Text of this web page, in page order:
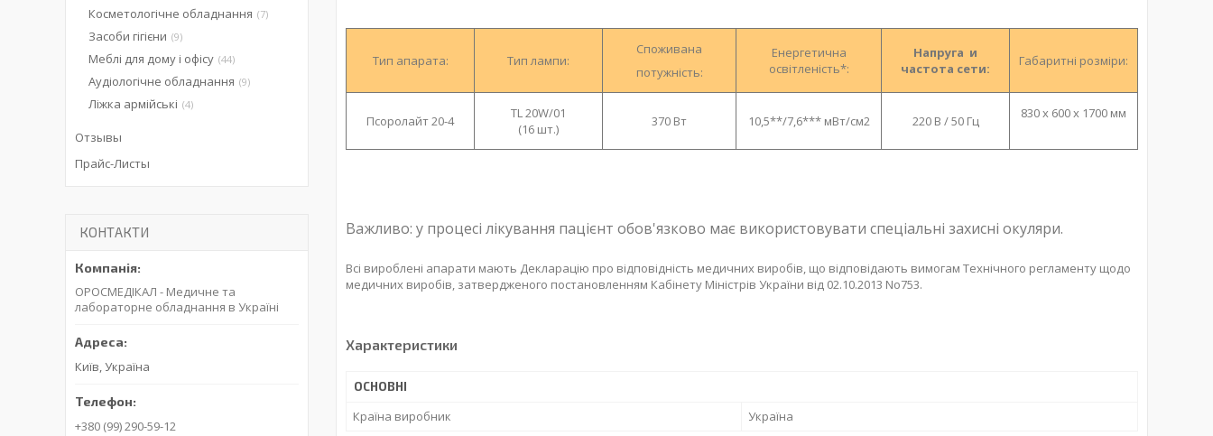
Тип апарата: Тип лампи:
Споживана
потужність:
Енергетична
освітленість*:
Напруга и
частота сети:
Габаритні розміри:
Псоролайт 20-4
TL 20W/01
(16 шт.)
370 Вт 10,5**/7,6*** мВт/см2 220 В / 50 Гц 830 х 600 х 1700 мм
Важливо: у процесі лікування пацієнт обов'язково має використовувати спеціальні захисні окуляри.
Всі вироблені апарати мають Декларацію про відповідність медичних виробів, що відповідають вимогам Технічного регламенту щодо
медичних виробів, затвердженого постановленням Кабінету Міністрів України від 02.10.2013 No753.
Характеристики
ОСНОВНІ
Країна виробник Україна
Косметологічне обладнання 7
Засоби гігієни 9
Меблі для дому і офісу 44
Аудіологічне обладнання 9
Ліжка армійські 4
Отзывы
Прайс-Листы
КОНТАКТИ
ОРОСМЕДІКАЛ - Медичне та
лабораторне обладнання в Україні
Київ, Україна
+380 (99) 290-59-12